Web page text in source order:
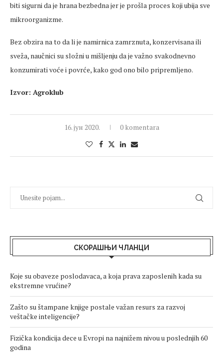
biti sigurni da je hrana bezbedna jer je prošla proces koji ubija sve
mikroorganizme.
Bez obzira na to da li je namirnica zamrznuta, konzervisana ili
sveža, naučnici su složni u mišljenju da je važno svakodnevno
konzumirati voće i povrće, kako god ono bilo pripremljeno.
Izvor: Agroklub
16. јун 2020. 0 komentara
СКОРАШЊИ ЧЛАНЦИ
Koje su obaveze poslodavaca, a koja prava zaposlenih kada su
ekstremne vrućine?
Zašto su štampane knjige postale važan resurs za razvoj
veštačke inteligencije?
Fizička kondicija dece u Evropi na najnižem nivou u poslednjih 60
godina